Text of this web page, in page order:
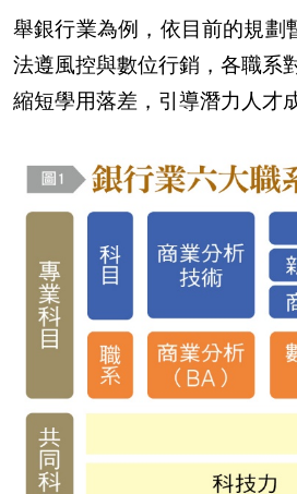
舉銀行業為例，依目前的規劃
法遵風控與數位行銷，各職系
縮短學用落差，引導潛力人才